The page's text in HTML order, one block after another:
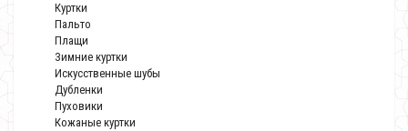
Куртки
Пальто
Плащи
Зимние куртки
Искусственные шубы
Дубленки
Пуховики
Кожаные куртки